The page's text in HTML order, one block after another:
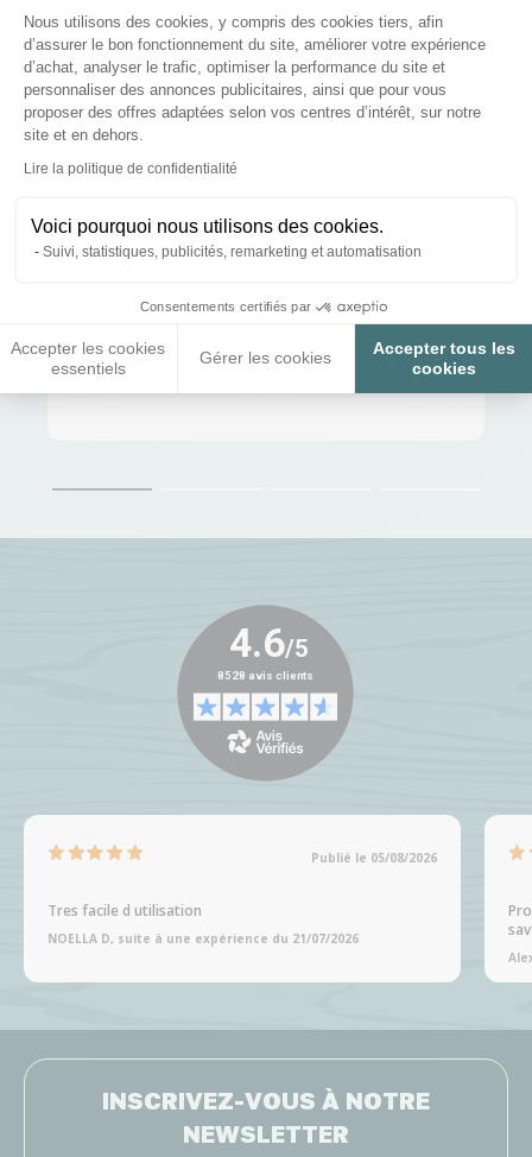
Plateforme de Gestion du
Nous utilisons des cookies, y compris des cookies tiers, afin
d’assurer le bon fonctionnement du site, améliorer votre expérience
d’achat, analyser le trafic, optimiser la performance du site et
personnaliser des annonces publicitaires, ainsi que pour vous
proposer des offres adaptées selon vos centres d’intérêt, sur notre
site et en dehors.
Lire la politique de confidentialité
Voici pourquoi nous utilisons des cookies.
Suivi, statistiques, publicités, remarketing et automatisation
Consentements certifiés par
Accepter les cookies
essentiels
Gérer les cookies
Accepter tous les
cookies
Axeptio consent
vos attentes nous vous invitons à nous le communiquer par
courrier.
Publié le 05/08/2026
Tres facile d utilisation
NOELLA D, suite à une expérience du 21/07/2026
INSCRIVEZ-VOUS À NOTRE
NEWSLETTER